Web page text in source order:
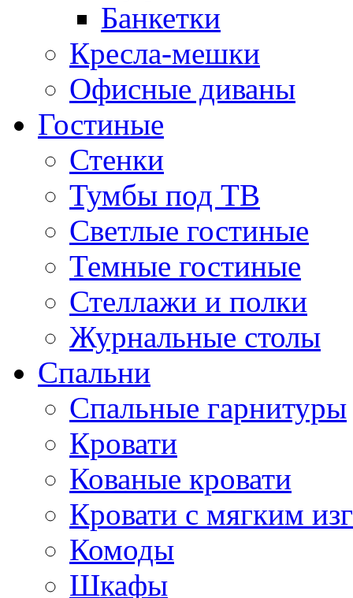
Банкетки
Кресла-мешки
Офисные диваны
Гостиные
Стенки
Тумбы под ТВ
Светлые гостиные
Темные гостиные
Стеллажи и полки
Журнальные столы
Спальни
Спальные гарнитуры
Кровати
Кованые кровати
Кровати с мягким
Комоды
Шкафы